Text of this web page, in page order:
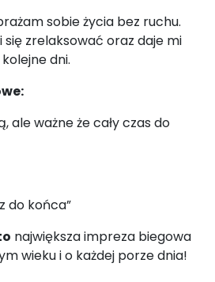
sobie życia bez ruchu.
się zrelaksować oraz daje mi
dni.
ale ważne że cały czas do
do końca”
największa impreza biegowa
wieku i o każdej porze dnia!